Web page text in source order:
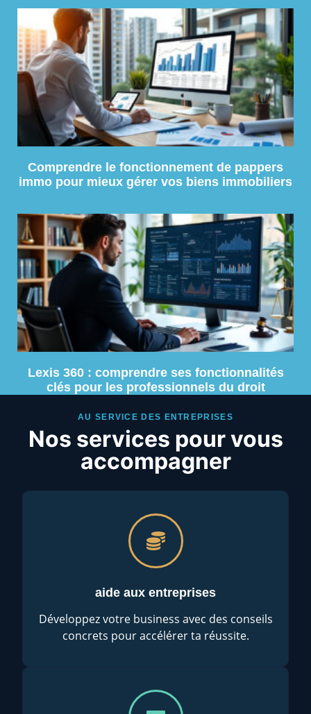
Comprendre le fonctionnement de pappers
immo pour mieux gérer vos biens immobiliers
Lexis 360 : comprendre ses fonctionnalités
clés pour les professionnels du droit
AU SERVICE DES ENTREPRISES
Nos services pour vous
accompagner
aide aux entreprises
Développez votre business avec des conseils
concrets pour accélérer ta réussite.